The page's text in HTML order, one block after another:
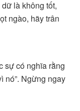
là không tốt,
ngào, hãy trân
sự có nghĩa rằng
nó”. Ngừng ngay